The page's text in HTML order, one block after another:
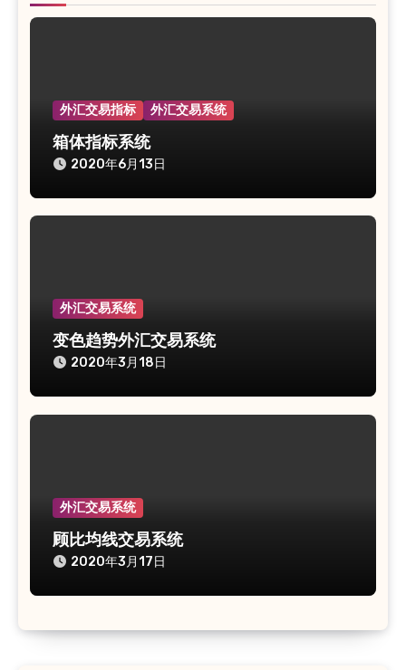
外汇交易指标 外汇交易系统
箱体指标系统
2020年6月13日
外汇交易系统
变色趋势外汇交易系统
2020年3月18日
外汇交易系统
顾比均线交易系统
2020年3月17日